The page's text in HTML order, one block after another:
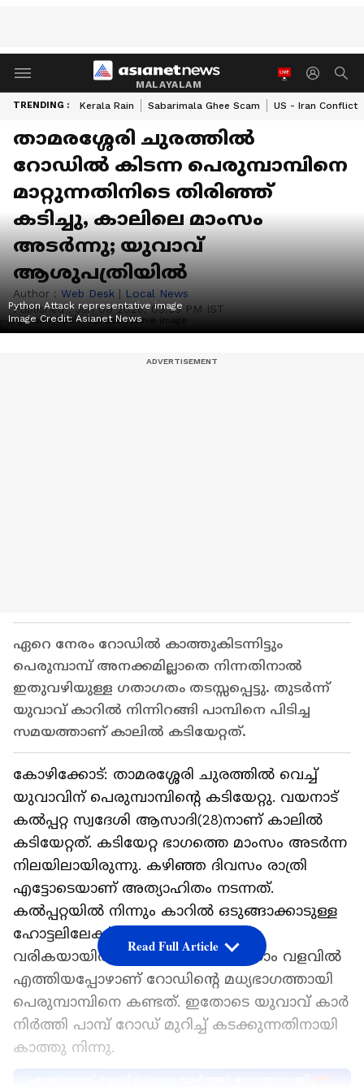
MALAYALAM
TRENDING : Kerala Rain Sabarimala Ghee Scam US - Iran Conflict
താമരശ്ശേരി ചുരത്തിൽ
റോഡിൽ കിടന്ന പെരുമ്പാമ്പിനെ
മാറ്റുന്നതിനിടെ തിരിഞ്ഞ്
കടിച്ചു, കാലിലെ മാംസം
അടർന്നു; യുവാവ്
ആശുപത്രിയിൽ
Author : Web Desk | Local News
Published :Jun 09 2026, 03:33 PM IST
Python Attack representative image
Image Credit:Asianet News
ഏറെ നേരം റോഡിൽ കാത്തുകിടന്നിട്ടും
പെരുമ്പാമ്പ് അനക്കമില്ലാതെ നിന്നതിനാല്‍
ഇതുവഴിയുള്ള ഗതാഗതം തടസ്സപ്പെട്ടു. തുടര്‍ന്ന്
യുവാവ് കാറില്‍ നിന്നിറങ്ങി പാമ്പിനെ പിടിച്ച
സമയത്താണ് കാലില്‍ കടിയേറ്റത്.
കോഴിക്കോട്: താമരശ്ശേരി ചുരത്തില്‍ വെച്ച്
യുവാവിന് പെരുമ്പാമ്പിന്റെ കടിയേറ്റു. വയനാട്
കല്‍പ്പറ്റ സ്വദേശി ആസാദി(28)നാണ് കാലില്‍
കടിയേറ്റത്. കടിയേറ്റ ഭാഗത്തെ മാംസം അടര്‍ന്ന
നിലയിലായിരുന്നു. കഴിഞ്ഞ ദിവസം രാത്രി
എട്ടോടെയാണ് അത്യാഹിതം നടന്നത്.
കല്‍പ്പറ്റയില്‍ നിന്നും കാറില്‍ ഒടുങ്ങാക്കാടുള്ള
ഹോട്ടലിലേക്ക് ഭക്ഷണം കഴിക്കാന്‍
വരികയായിരുന്നു ആസാദ്. ഒന്‍പതാം വളവില്‍
എത്തിയപ്പോഴാണ് റോഡിന്റെ മധ്യഭാഗത്തായി
പെരുമ്പാമ്പിനെ കണ്ടത്. ഇതോടെ യുവാവ് കാർ
നിർത്തി പാമ്പ് റോഡ് മുറിച്ച് കടക്കുന്നതിനായി
കാത്തു നിന്നു.
Read Full Article